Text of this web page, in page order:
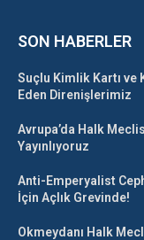
SON HABERLER
Suçlu Kimlik Kartı ve
Eden Direnişlerimiz
Avrupa’da Halk
Yayınlıyoruz
Anti-Emperyalist
İçin Açlık Grevinde!
Okmeydanı Halk